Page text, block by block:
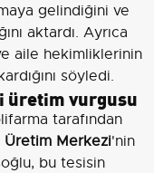
gelindiğini ve
aktardı. Ayrıca
aile hekimliklerinin
söyledi.
üretim vurgusu
tarafından
Üretim Merkezi'nin
bu tesisin